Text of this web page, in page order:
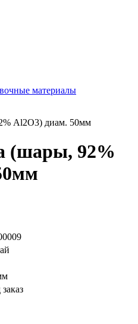
материалы
Al2O3) диам. 50мм
(шары, 92%